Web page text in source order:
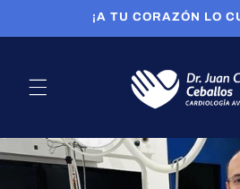
¡A TU CORAZÓN LO